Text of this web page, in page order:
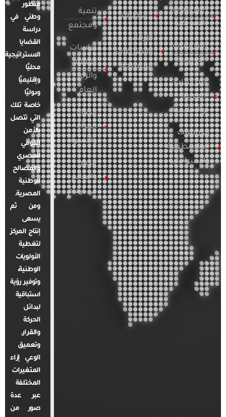
الدراسات
الأمريكية
الدراسات
الأوروبية
الدراسات
العربية
والإقليمية
الدراسات
الفلسطينية
والإسرائيلية
التطرف
الإرهاب
والصراعات
المسلحة
تنمية
ومجتمع
دراسات
الإعلام
والرأي
العام
قضايا
المرأة
والأسرة
مصر
والعالم
في أرقام
منظور
وطني في
دراسة
القضايا
الاستراتيجية
محليًا
وإقليميًا
ودوليًا
خاصة تلك
التي تتصل
بالأمن
القومي
المصري
والمصالح
الوطنية
المصرية.
ومن ثم
يسعى
إنتاج المركز
لتغطية
الأولويات
الوطنية،
وتوفير رؤية
استباقية
لبدائل
الحركة
والقرار.
وتعميق
الوعي إزاء
المتغيرات
المختلفة
عبر عدة
صور من